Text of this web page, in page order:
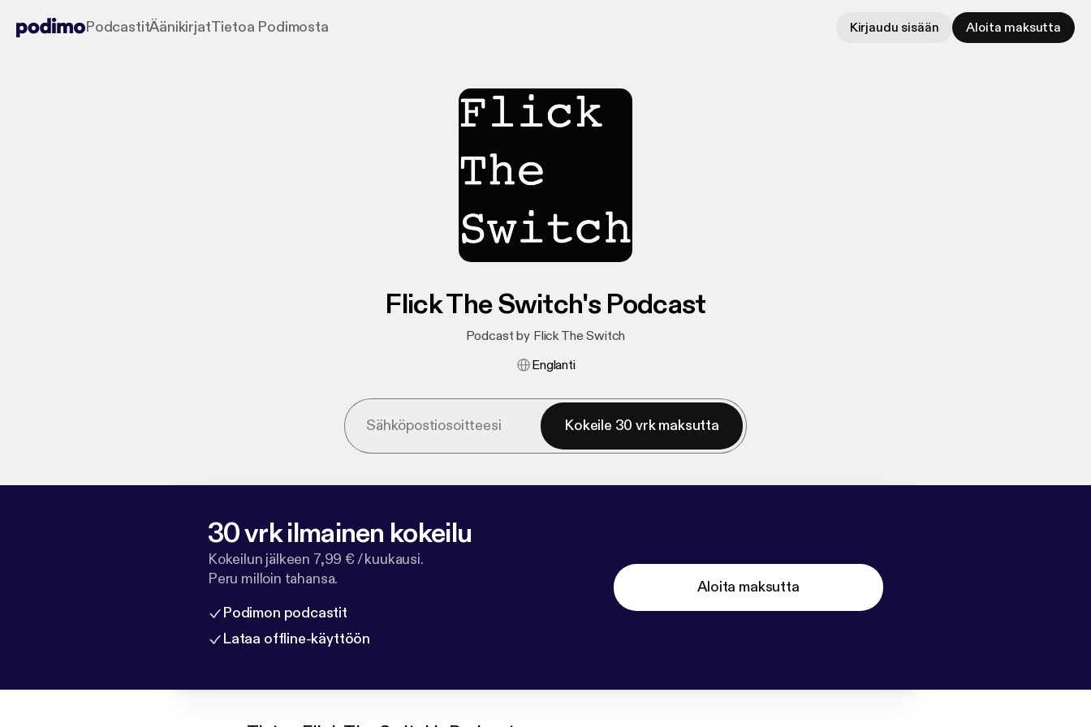
PodcastitÄänikirjatTietoa Podimosta Kirjaudu sisään Aloita maksutta
Flick The Switch's Podcast
Podcast by Flick The Switch
Englanti
Kokeile 30 vrk maksutta
30 vrk ilmainen kokeilu
Kokeilun jälkeen 7,99 € / kuukausi.
Peru milloin tahansa.
Podimon podcastit
Lataa offline-käyttöön
Aloita maksutta